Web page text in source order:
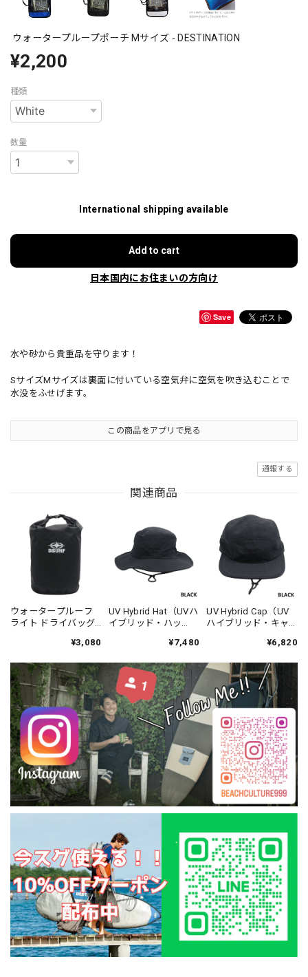
ウォータープループポーチ Mサイズ - DESTINATION
¥2,200
種類
数量
International shipping available
Add to cart
日本国内にお住まいの方向け
Save
水や砂から貴重品を守ります！
SサイズMサイズは裏面に付いている空気弁に空気を吹き込むことで
水没をふせげます。
この商品をアプリで見る
通報する
関連商品
ウォータープルーフ
ライト ドライバッグ -
¥3,080
UV Hybrid Hat（UVハ
イブリッド・ハッ
¥7,480
UV Hybrid Cap（UV
ハイブリッド・キャ
¥6,820